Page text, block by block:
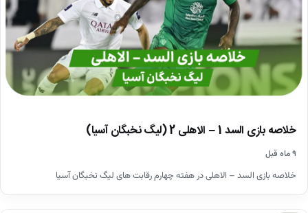
خلاصه بازی السد 1 – الاهلی 2 (لیگ نخبگان آسیا)
۹ ماه قبل
خلاصه بازی السد – الاهلی در هفته چهارم رقابت های لیگ نخبگان آسیا